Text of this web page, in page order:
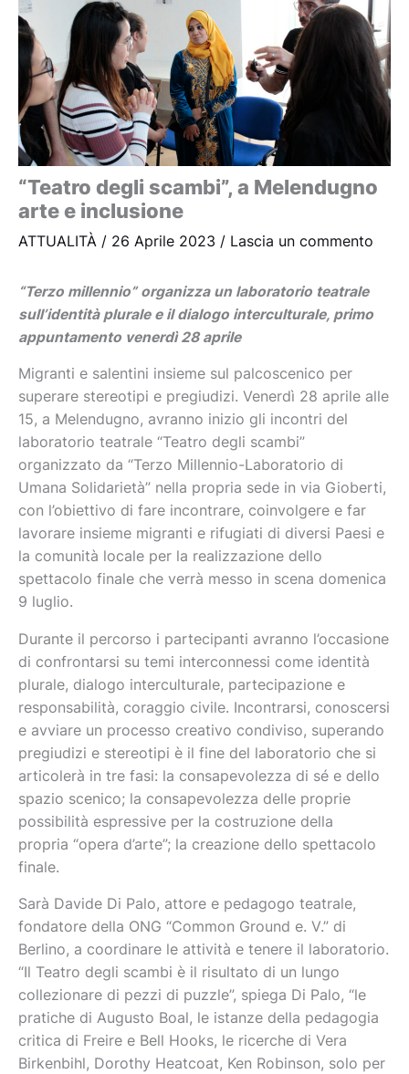
“Teatro degli scambi”, a Melendugno
arte e inclusione
ATTUALITÀ / 26 Aprile 2023 / Lascia un commento
“Terzo millennio” organizza un laboratorio teatrale
sull’identità plurale e il dialogo interculturale, primo
appuntamento venerdì 28 aprile
Migranti e salentini insieme sul palcoscenico per
superare stereotipi e pregiudizi. Venerdì 28 aprile alle
15, a Melendugno, avranno inizio gli incontri del
laboratorio teatrale “Teatro degli scambi”
organizzato da “Terzo Millennio-Laboratorio di
Umana Solidarietà” nella propria sede in via Gioberti,
con l’obiettivo di fare incontrare, coinvolgere e far
lavorare insieme migranti e rifugiati di diversi Paesi e
la comunità locale per la realizzazione dello
spettacolo finale che verrà messo in scena domenica
9 luglio.
Durante il percorso i partecipanti avranno l’occasione
di confrontarsi su temi interconnessi come identità
plurale, dialogo interculturale, partecipazione e
responsabilità, coraggio civile. Incontrarsi, conoscersi
e avviare un processo creativo condiviso, superando
pregiudizi e stereotipi è il fine del laboratorio che si
articolerà in tre fasi: la consapevolezza di sé e dello
spazio scenico; la consapevolezza delle proprie
possibilità espressive per la costruzione della
propria “opera d’arte”; la creazione dello spettacolo
finale.
Sarà Davide Di Palo, attore e pedagogo teatrale,
fondatore della ONG “Common Ground e. V.” di
Berlino, a coordinare le attività e tenere il laboratorio.
“Il Teatro degli scambi è il risultato di un lungo
collezionare di pezzi di puzzle”, spiega Di Palo, “le
pratiche di Augusto Boal, le istanze della pedagogia
critica di Freire e Bell Hooks, le ricerche di Vera
Birkenbihl, Dorothy Heatcoat, Ken Robinson, solo per